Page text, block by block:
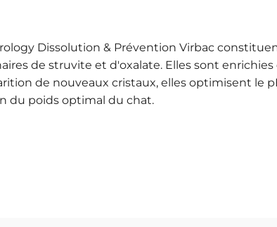
Dissolution & Prévention Virbac
de struvite et d'oxalate. Elles sont
de nouveaux cristaux, elles optimisent le
du poids optimal du chat.